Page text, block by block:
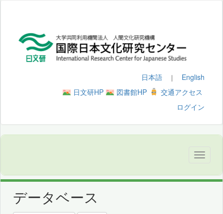
日本語 ｜ English
日文研HP
図書館HP
交通アクセス
ログイン
データベース